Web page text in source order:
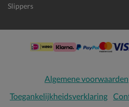
Slippers
Algemene voorwaarden
Toegankelijkheidsverklaring